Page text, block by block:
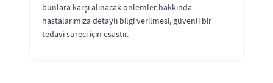
bunlara karşı alınacak önlemler hakkında
hastalarımıza detaylı bilgi verilmesi, güvenli bir
tedavi süreci için esastır.